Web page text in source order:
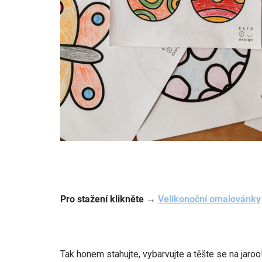
Pro stažení klikněte → Velikonoční omalovánky
Tak honem stahujte, vybarvujte a těšte se na